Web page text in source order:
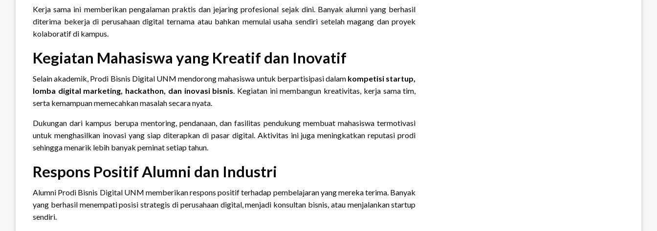
Kerja sama ini memberikan pengalaman praktis dan jejaring profesional sejak dini. Banyak alumni yang berhasil
diterima bekerja di perusahaan digital ternama atau bahkan memulai usaha sendiri setelah magang dan proyek
kolaboratif di kampus.
Kegiatan Mahasiswa yang Kreatif dan Inovatif
Selain akademik, Prodi Bisnis Digital UNM mendorong mahasiswa untuk berpartisipasi dalam kompetisi startup,
lomba digital marketing, hackathon, dan inovasi bisnis. Kegiatan ini membangun kreativitas, kerja sama tim,
serta kemampuan memecahkan masalah secara nyata.
Dukungan dari kampus berupa mentoring, pendanaan, dan fasilitas pendukung membuat mahasiswa termotivasi
untuk menghasilkan inovasi yang siap diterapkan di pasar digital. Aktivitas ini juga meningkatkan reputasi prodi
sehingga menarik lebih banyak peminat setiap tahun.
Respons Positif Alumni dan Industri
Alumni Prodi Bisnis Digital UNM memberikan respons positif terhadap pembelajaran yang mereka terima. Banyak
yang berhasil menempati posisi strategis di perusahaan digital, menjadi konsultan bisnis, atau menjalankan startup
sendiri.